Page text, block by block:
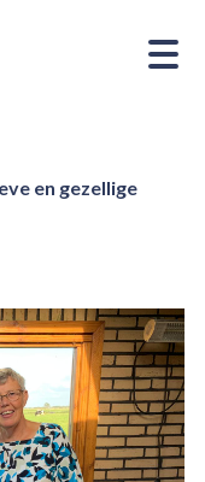
en gezellige